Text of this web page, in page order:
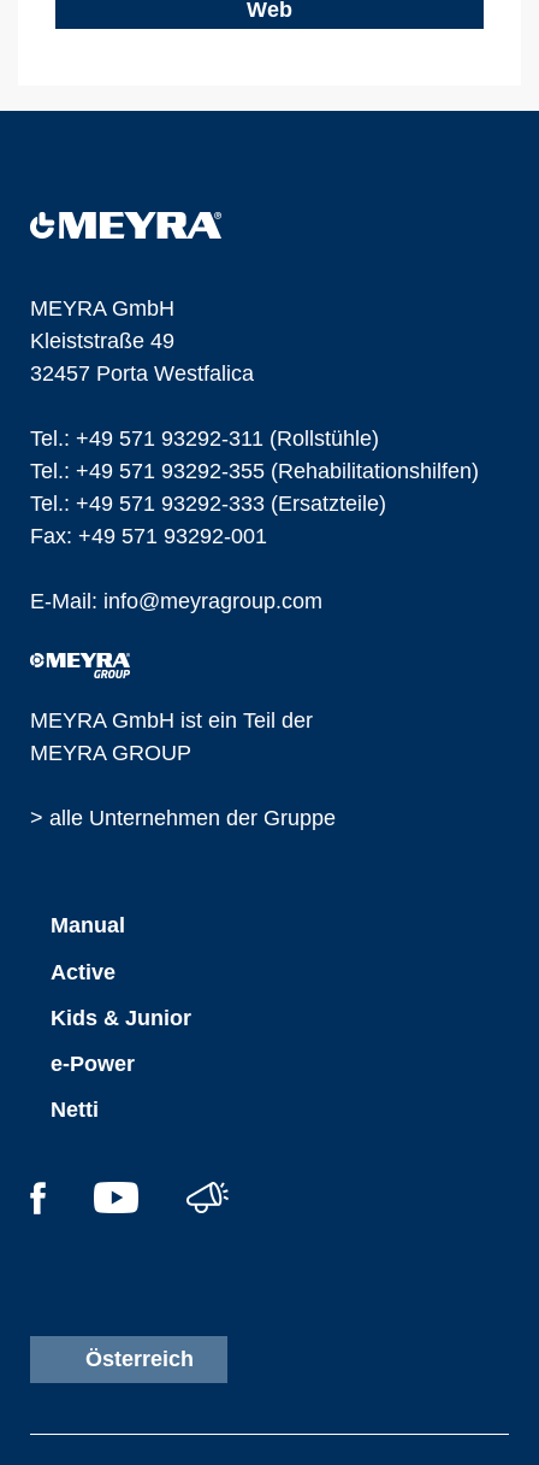
Web
MEYRA GmbH
Kleiststraße 49
32457 Porta Westfalica
Tel.: +49 571 93292-311 (Rollstühle)
Tel.: +49 571 93292-355 (Rehabilitationshilfen)
Tel.: +49 571 93292-333 (Ersatzteile)
Fax: +49 571 93292-001
E-Mail: info@meyragroup.com
MEYRA GmbH ist ein Teil der
MEYRA GROUP
> alle Unternehmen der Gruppe
Manual
Active
Kids & Junior
e-Power
Netti
Österreich